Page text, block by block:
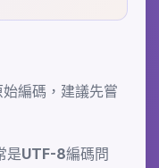
編碼，建議先嘗
是UTF-8編碼問